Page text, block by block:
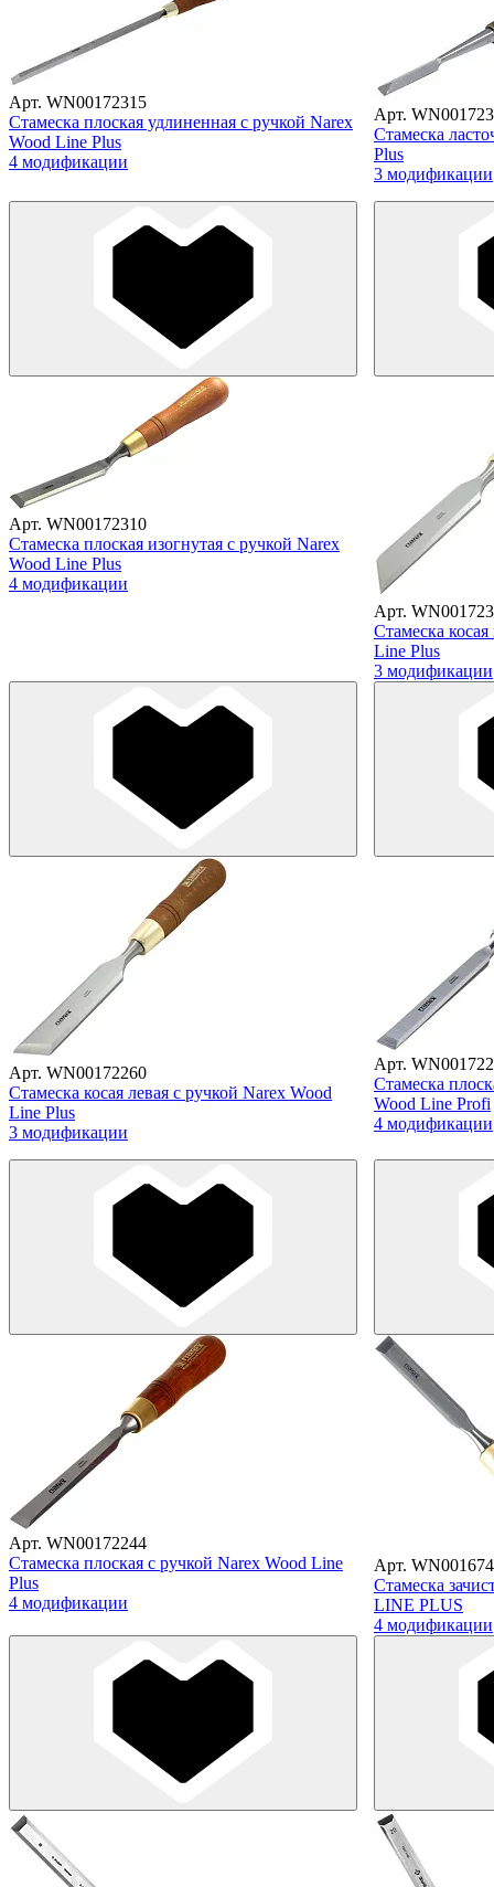
Арт. WN00172315
Стамеска плоская удлиненная с ручкой Narex
Wood Line Plus
4 модификации
Арт.
Стамеска
Plus
3 модификации
Арт. WN00172310
Стамеска плоская изогнутая с ручкой Narex
Wood Line Plus
4 модификации
Арт.
Стамеска
Line Plus
3 модификации
Арт. WN00172260
Стамеска косая левая с ручкой Narex Wood
Line Plus
3 модификации
Арт.
Стамеска
Wood Line Profi
4 модификации
Арт. WN00172244
Стамеска плоская с ручкой Narex Wood Line
Plus
4 модификации
Арт.
Стамеска
LINE PLUS
4 модификации